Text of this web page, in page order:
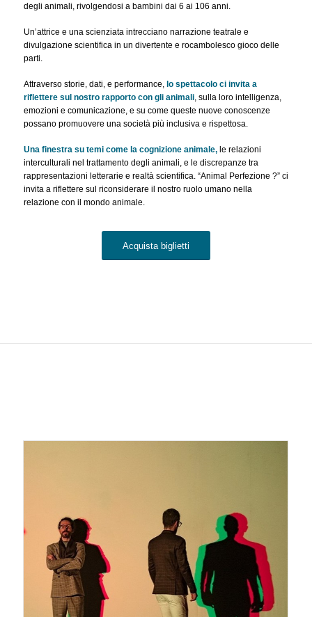
degli animali, rivolgendosi a bambini dai 6 ai 106 anni.
Un’attrice e una scienziata intrecciano narrazione teatrale e
divulgazione scientifica in un divertente e rocambolesco gioco delle
parti.
Attraverso storie, dati, e performance, lo spettacolo ci invita a
riflettere sul nostro rapporto con gli animali, sulla loro intelligenza,
emozioni e comunicazione, e su come queste nuove conoscenze
possano promuovere una società più inclusiva e rispettosa.
Una finestra su temi come la cognizione animale,le relazioni
interculturali nel trattamento degli animali, e le discrepanze tra
rappresentazioni letterarie e realtà scientifica. “Animal Perfezione ?” ci
invita a riflettere sul riconsiderare il nostro ruolo umano nella
relazione con il mondo animale.
Acquista biglietti